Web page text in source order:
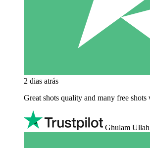
2 dias atrás
Great shots quality and many free shots
Ghulam